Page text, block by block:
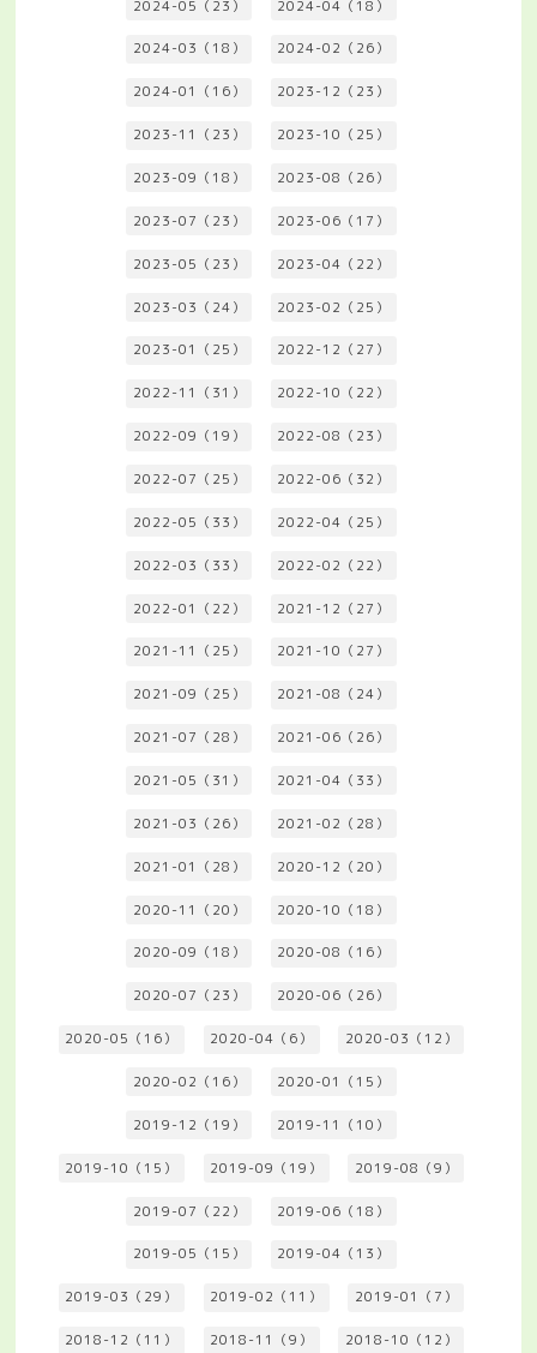
2024-05（23） 2024-04（18）
2024-03（18） 2024-02（26）
2024-01（16） 2023-12（23）
2023-11（23） 2023-10（25）
2023-09（18） 2023-08（26）
2023-07（23） 2023-06（17）
2023-05（23） 2023-04（22）
2023-03（24） 2023-02（25）
2023-01（25） 2022-12（27）
2022-11（31） 2022-10（22）
2022-09（19） 2022-08（23）
2022-07（25） 2022-06（32）
2022-05（33） 2022-04（25）
2022-03（33） 2022-02（22）
2022-01（22） 2021-12（27）
2021-11（25） 2021-10（27）
2021-09（25） 2021-08（24）
2021-07（28） 2021-06（26）
2021-05（31） 2021-04（33）
2021-03（26） 2021-02（28）
2021-01（28） 2020-12（20）
2020-11（20） 2020-10（18）
2020-09（18） 2020-08（16）
2020-07（23） 2020-06（26）
2020-05（16） 2020-04（6） 2020-03（12）
2020-02（16） 2020-01（15）
2019-12（19） 2019-11（10）
2019-10（15） 2019-09（19） 2019-08（9）
2019-07（22） 2019-06（18）
2019-05（15） 2019-04（13）
2019-03（29） 2019-02（11） 2019-01（7）
2018-12（11） 2018-11（9） 2018-10（12）